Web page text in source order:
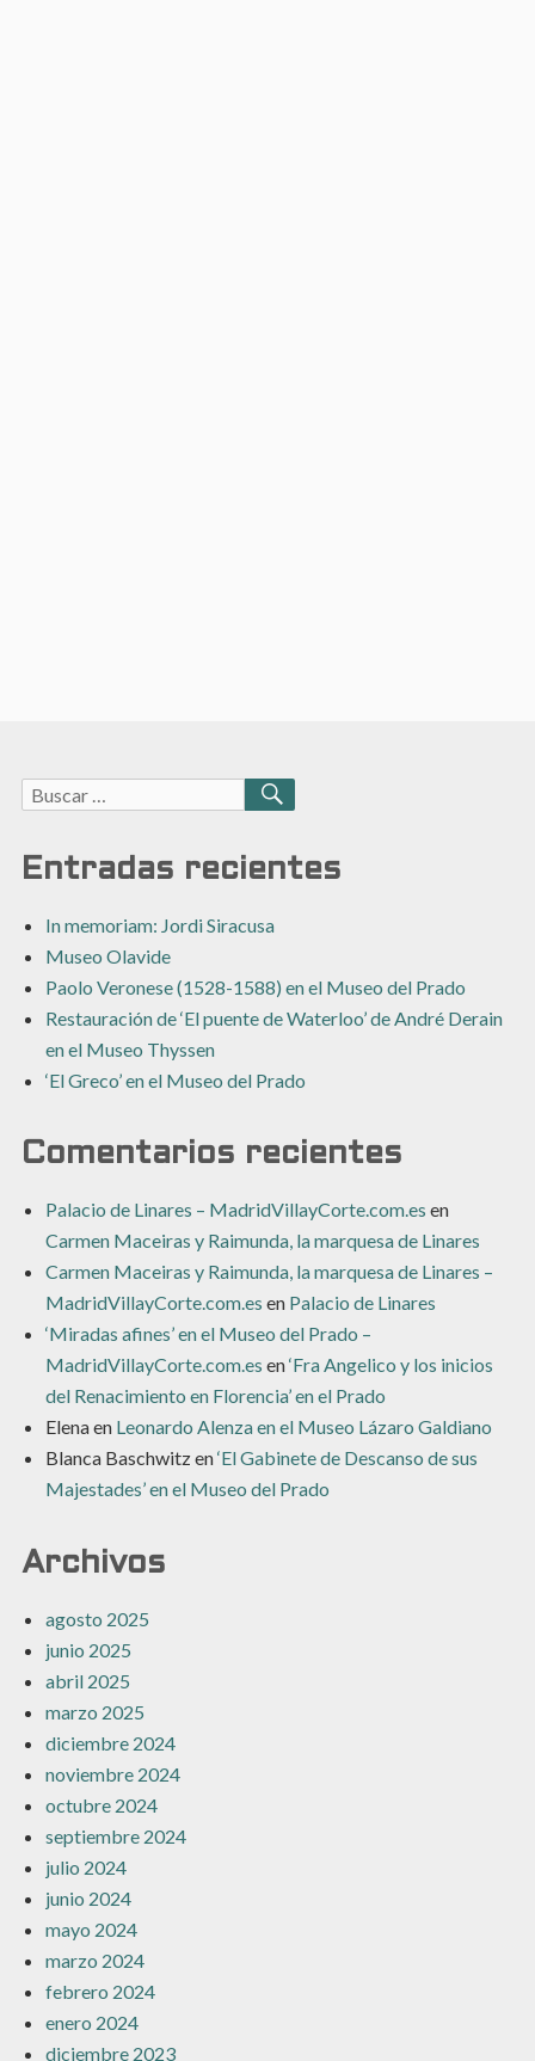
Buscar:
BUSCAR
Entradas recientes
In memoriam: Jordi Siracusa
Museo Olavide
Paolo Veronese (1528-1588) en el Museo del Prado
Restauración de ‘El puente de Waterloo’ de André Derain
en el Museo Thyssen
‘El Greco’ en el Museo del Prado
Comentarios recientes
Palacio de Linares – MadridVillayCorte.com.es en
Carmen Maceiras y Raimunda, la marquesa de Linares
Carmen Maceiras y Raimunda, la marquesa de Linares –
MadridVillayCorte.com.es en Palacio de Linares
‘Miradas afines’ en el Museo del Prado –
MadridVillayCorte.com.es en‘Fra Angelico y los inicios
del Renacimiento en Florencia’ en el Prado
Elenaen Leonardo Alenza en el Museo Lázaro Galdiano
Blanca Baschwitzen‘El Gabinete de Descanso de sus
Majestades’ en el Museo del Prado
Archivos
agosto 2025
junio 2025
abril 2025
marzo 2025
diciembre 2024
noviembre 2024
octubre 2024
septiembre 2024
julio 2024
junio 2024
mayo 2024
marzo 2024
febrero 2024
enero 2024
diciembre 2023